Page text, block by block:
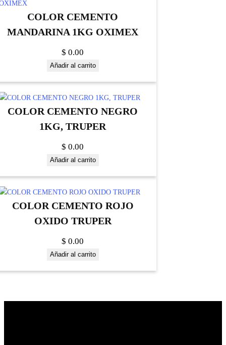
COLOR CEMENTO
MANDARINA 1KG OXIMEX
$ 0.00
Añadir al carrito
COLOR CEMENTO NEGRO
1KG, TRUPER
$ 0.00
Añadir al carrito
COLOR CEMENTO ROJO
OXIDO TRUPER
$ 0.00
Añadir al carrito